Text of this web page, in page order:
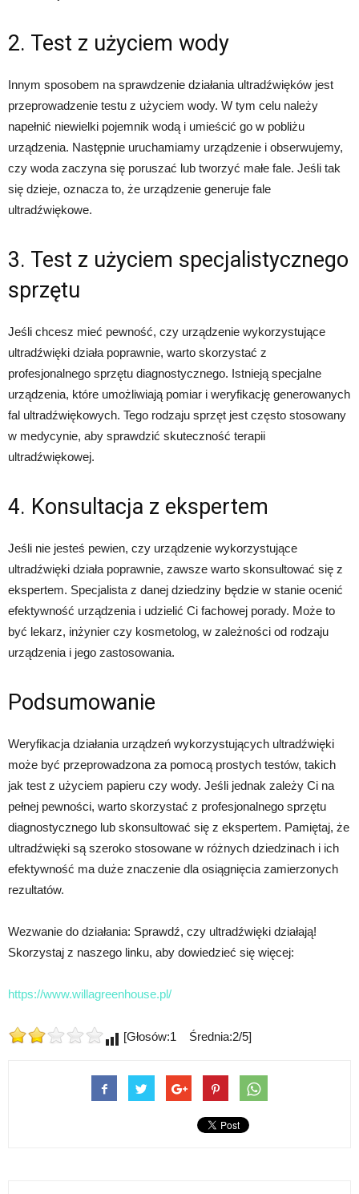
2. Test z użyciem wody
Innym sposobem na sprawdzenie działania ultradźwięków jest
przeprowadzenie testu z użyciem wody. W tym celu należy
napełnić niewielki pojemnik wodą i umieścić go w pobliżu
urządzenia. Następnie uruchamiamy urządzenie i obserwujemy,
czy woda zaczyna się poruszać lub tworzyć małe fale. Jeśli tak
się dzieje, oznacza to, że urządzenie generuje fale
ultradźwiękowe.
3. Test z użyciem specjalistycznego
sprzętu
Jeśli chcesz mieć pewność, czy urządzenie wykorzystujące
ultradźwięki działa poprawnie, warto skorzystać z
profesjonalnego sprzętu diagnostycznego. Istnieją specjalne
urządzenia, które umożliwiają pomiar i weryfikację generowanych
fal ultradźwiękowych. Tego rodzaju sprzęt jest często stosowany
w medycynie, aby sprawdzić skuteczność terapii
ultradźwiękowej.
4. Konsultacja z ekspertem
Jeśli nie jesteś pewien, czy urządzenie wykorzystujące
ultradźwięki działa poprawnie, zawsze warto skonsultować się z
ekspertem. Specjalista z danej dziedziny będzie w stanie ocenić
efektywność urządzenia i udzielić Ci fachowej porady. Może to
być lekarz, inżynier czy kosmetolog, w zależności od rodzaju
urządzenia i jego zastosowania.
Podsumowanie
Weryfikacja działania urządzeń wykorzystujących ultradźwięki
może być przeprowadzona za pomocą prostych testów, takich
jak test z użyciem papieru czy wody. Jeśli jednak zależy Ci na
pełnej pewności, warto skorzystać z profesjonalnego sprzętu
diagnostycznego lub skonsultować się z ekspertem. Pamiętaj, że
ultradźwięki są szeroko stosowane w różnych dziedzinach i ich
efektywność ma duże znaczenie dla osiągnięcia zamierzonych
rezultatów.
Wezwanie do działania: Sprawdź, czy ultradźwięki działają!
Skorzystaj z naszego linku, aby dowiedzieć się więcej:
https://www.willagreenhouse.pl/
[Głosów:1 Średnia:2/5]